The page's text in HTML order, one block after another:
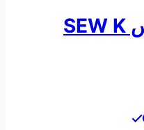
الکتروگیربکس SEW K